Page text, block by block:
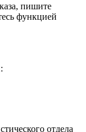
пишите
функцией
отдела